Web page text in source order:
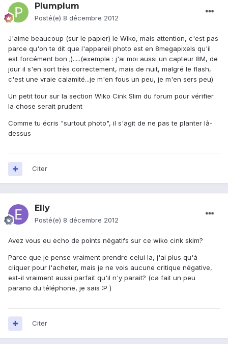
Plumplum
Posté(e) 8 décembre 2012
J'aime beaucoup (sur le papier) le Wiko, mais attention, c'est pas
parce qu'on te dit que l'appareil photo est en 8megapixels qu'il
est forcément bon ;).....(exemple : j'ai moi aussi un capteur 8M, de
jour il s'en sort très correctement, mais de nuit, malgré le flash,
c'est une vraie calamité...je m'en fous un peu, je m'en sers peu)
Un petit tour sur la section Wiko Cink Slim du forum pour vérifier
la chose serait prudent
Comme tu écris "surtout photo", il s'agit de ne pas te planter là-
dessus
Citer
Elly
Posté(e) 8 décembre 2012
Avez vous eu echo de points négatifs sur ce wiko cink skim?
Parce que je pense vraiment prendre celui la, j'ai plus qu'à
cliquer pour l'acheter, mais je ne vois aucune critique négative,
est-il vraiment aussi parfait qu'il n'y parait? (ca fait un peu
parano du téléphone, je sais :P )
Citer